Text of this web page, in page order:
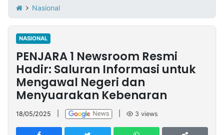
Iklan
Berita
Kami
Nasional
International
Olahraga
Entertainment
Daerah
Pariwisata
Kuliner
Kolom
Network
PT
TREETAN
Nasional
NASIONAL
PENJARA 1 Newsroom Resmi
Hadir: Saluran Informasi untuk
Mengawal Negeri dan
Menyuarakan Kebenaran
18/05/2025 3 views